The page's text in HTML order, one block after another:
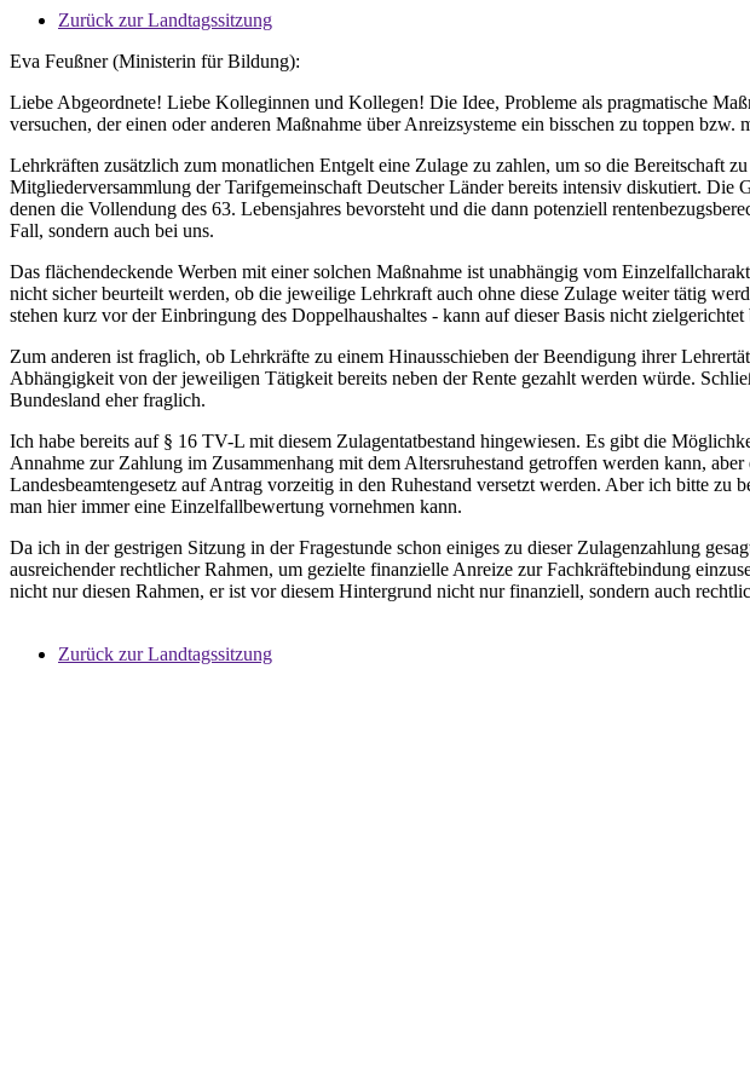
Zurück zur Landtagssitzung
Eva Feußner (Ministerin für Bildung):
Liebe Abgeordnete! Liebe Kolleginnen und Kollegen! Die Idee, Probleme als pragmatische
versuchen, der einen oder anderen Maßnahme über Anreizsysteme ein bisschen zu toppen
Lehrkräften zusätzlich zum monatlichen Entgelt eine Zulage zu zahlen, um so die Bereitschaft
Mitgliederversammlung der Tarifgemeinschaft Deutscher Länder bereits intensiv diskutiert.
denen die Vollendung des 63. Lebensjahres bevorsteht und die dann potenziell
Fall, sondern auch bei uns.
Das flächendeckende Werben mit einer solchen Maßnahme ist unabhängig vom
nicht sicher beurteilt werden, ob die jeweilige Lehrkraft auch ohne diese Zulage weiter tätig
stehen kurz vor der Einbringung des Doppelhaushaltes - kann auf dieser Basis nicht
Zum anderen ist fraglich, ob Lehrkräfte zu einem Hinausschieben der Beendigung ihrer
Abhängigkeit von der jeweiligen Tätigkeit bereits neben der Rente gezahlt werden würde.
Bundesland eher fraglich.
Ich habe bereits auf § 16 TV-L mit diesem Zulagentatbestand hingewiesen. Es gibt die
Annahme zur Zahlung im Zusammenhang mit dem Altersruhestand getroffen werden kann,
Landesbeamtengesetz auf Antrag vorzeitig in den Ruhestand versetzt werden. Aber ich bitte zu
man hier immer eine Einzelfallbewertung vornehmen kann.
Da ich in der gestrigen Sitzung in der Fragestunde schon einiges zu dieser Zulagenzahlung
ausreichender rechtlicher Rahmen, um gezielte finanzielle Anreize zur Fachkräftebindung
nicht nur diesen Rahmen, er ist vor diesem Hintergrund nicht nur finanziell, sondern auch
Zurück zur Landtagssitzung